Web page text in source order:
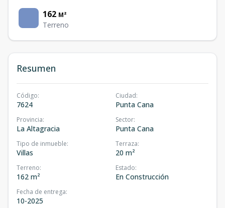
162 M²
Terreno
Resumen
Código:
7624
Ciudad:
Punta Cana
Provincia:
La Altagracia
Sector:
Punta Cana
Tipo de inmueble:
Villas
Terraza:
20 m²
Terreno:
162 m²
Estado:
En Construcción
Fecha de entrega:
10-2025